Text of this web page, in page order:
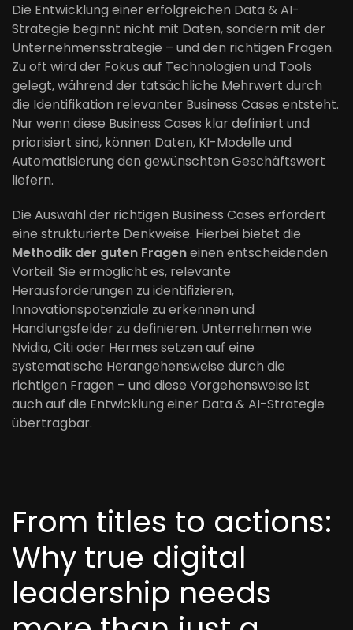
Die Entwicklung einer erfolgreichen Data & AI-
Strategie beginnt nicht mit Daten, sondern mit der
Unternehmensstrategie – und den richtigen Fragen.
Zu oft wird der Fokus auf Technologien und Tools
gelegt, während der tatsächliche Mehrwert durch
die Identifikation relevanter Business Cases entsteht.
Nur wenn diese Business Cases klar definiert und
priorisiert sind, können Daten, KI-Modelle und
Automatisierung den gewünschten Geschäftswert
liefern.
Die Auswahl der richtigen Business Cases erfordert
eine strukturierte Denkweise. Hierbei bietet die
Methodik der guten Frageneinen entscheidenden
Vorteil: Sie ermöglicht es, relevante
Herausforderungen zu identifizieren,
Innovationspotenziale zu erkennen und
Handlungsfelder zu definieren. Unternehmen wie
Nvidia, Citi oder Hermes setzen auf eine
systematische Herangehensweise durch die
richtigen Fragen – und diese Vorgehensweise ist
auch auf die Entwicklung einer Data & AI-Strategie
übertragbar.
From titles to actions:
Why true digital
leadership needs